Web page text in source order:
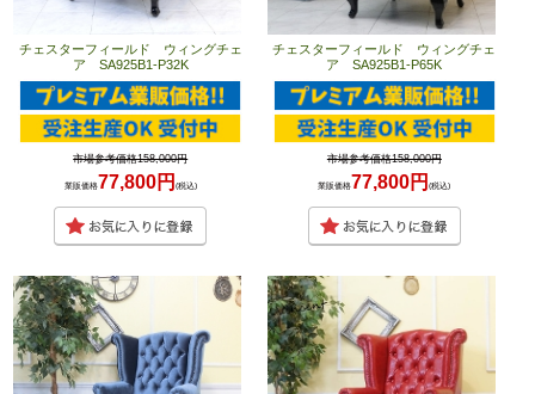
チェスターフィールド ウィングチェ
ア SA925B1-P32K
市場参考価格158,000円
業販価格77,800円 (税込)
チェスターフィールド ウィングチェ
ア SA925B1-P65K
市場参考価格158,000円
業販価格77,800円(税込)